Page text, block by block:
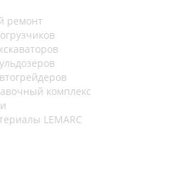
ремонт
комплекс
LEMARC